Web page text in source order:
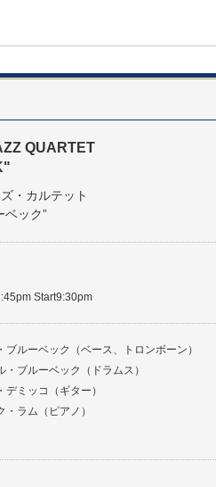
QUARTET
・カルテット
ベック”
Start9:30pm
ブルーベック（ベース、トロンボーン）
・ブルーベック（ドラムス）
デミッコ（ギター）
・ラム（ピアノ）